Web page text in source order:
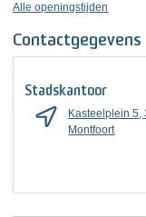
Alle openingstijden
Contactgegevens
Stadskantoor
Kasteelplein 5, 3417 JG
Montfoort